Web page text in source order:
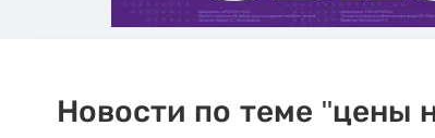
Новости по теме "цены